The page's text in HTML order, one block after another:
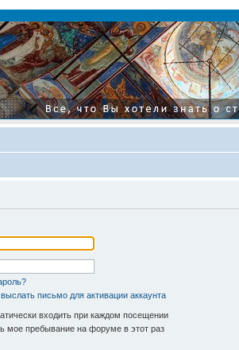
письмо для активации аккаунта
входить при каждом посещении
мое пребывание на форуме в этот раз